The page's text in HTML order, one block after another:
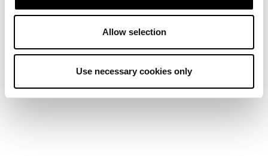
Allow selection
Use necessary cookies only